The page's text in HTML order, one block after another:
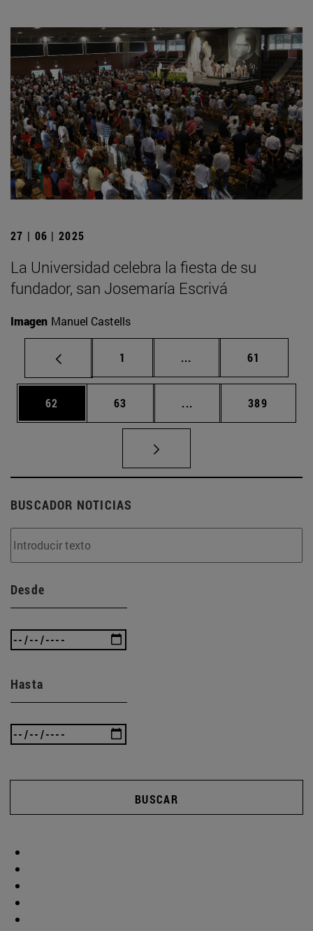
27 | 06 | 2025
La Universidad celebra la fiesta de su
fundador, san Josemaría Escrivá
Imagen Manuel Castells
Página
1 ... Páginas intermedias
Página
61
Página
62 Página
63 ... Páginas intermedias
Página
389
BUSCADOR NOTICIAS
Desde
Hasta
BUSCAR